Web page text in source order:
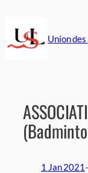
contenu
Union
1 Jan 2021